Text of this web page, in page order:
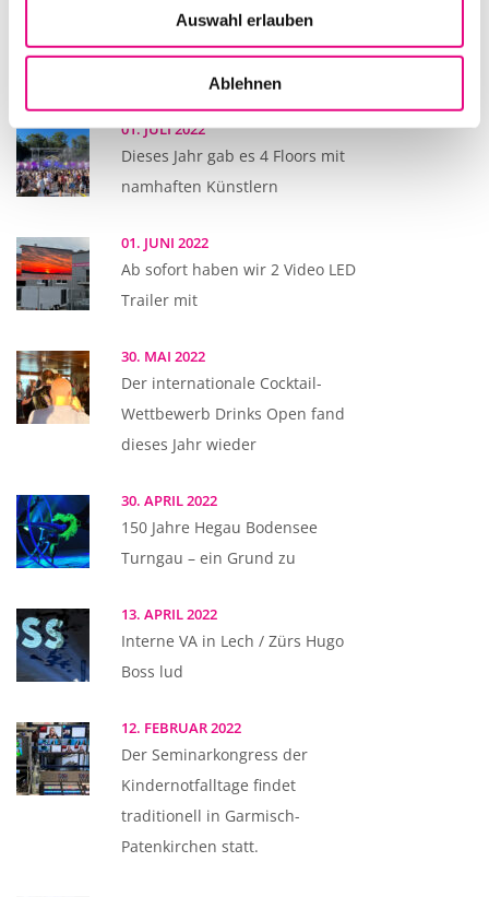
Auswahl erlauben
Ablehnen
Nach zweijähriger Corona
Pause, fanden dieses Jahr
wieder unsere
01. JULI 2022
Dieses Jahr gab es 4 Floors mit
namhaften Künstlern
01. JUNI 2022
Ab sofort haben wir 2 Video LED
Trailer mit
30. MAI 2022
Der internationale Cocktail-
Wettbewerb Drinks Open fand
dieses Jahr wieder
30. APRIL 2022
150 Jahre Hegau Bodensee
Turngau – ein Grund zu
13. APRIL 2022
Interne VA in Lech / Zürs Hugo
Boss lud
12. FEBRUAR 2022
Der Seminarkongress der
Kindernotfalltage findet
traditionell in Garmisch-
Patenkirchen statt.